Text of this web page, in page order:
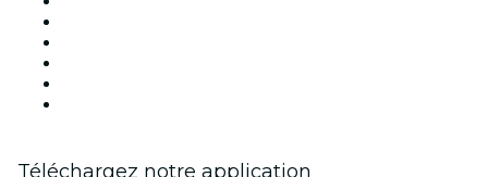
Téléchargez notre application